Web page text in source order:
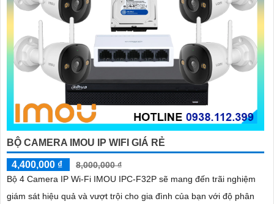
BỘ CAMERA IMOU IP WIFI GIÁ RẺ
4,400,000 ₫
8,000,000 ₫
Bộ 4 Camera IP Wi-Fi IMOU IPC-F32P sẽ mang đến trãi nghiệm
giám sát hiệu quả và vượt trội cho gia đình của bạn với độ phân